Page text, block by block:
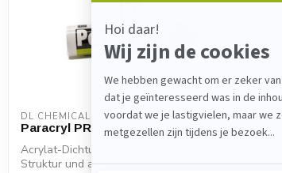
DL CHEMICALS
Paracryl PRO
Acrylat-Dichtungsmasse mit sehr glatter
Struktur und ausgezeichneter